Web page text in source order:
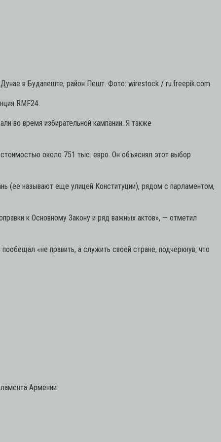
Дунае в Будапеште, район Пешт. Фото: wirestock / ru.freepik.com
RMF24.
во время избирательной кампании. Я также
около 751 тыс. евро. Он объяснял этот выбор
(ее называют еще улицей Конституции), рядом с парламентом,
к Основному Закону и ряд важных актов», — отметил
«не править, а служить своей стране, подчеркнув, что
Армении